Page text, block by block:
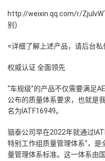
http://weixin.qq.com/r/
别)
<详细了解上述产品，请后台私
权威认证 全面领先
“车规级”的产品不仅需要满足
公布的质量体系要求，也就是
名为IATF16949。
铟泰公司早在2022年就通过
特别工作组质量管理体系”，
量管理体系标准。这一体系由